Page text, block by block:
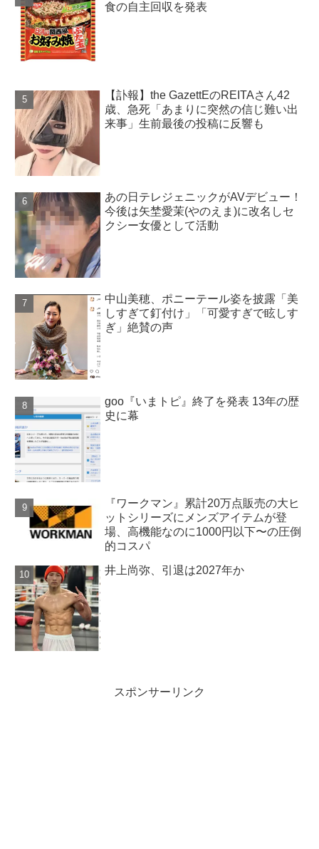
食の自主回収を発表
【訃報】the GazettEのREITAさん42
歳、急死「あまりに突然の信じ難い出
来事」生前最後の投稿に反響も
あの日テレジェニックがAVデビュー！
今後は矢埜愛茉(やのえま)に改名しセ
クシー女優として活動
中山美穂、ポニーテール姿を披露「美
しすぎて釘付け」「可愛すぎで眩しす
ぎ」絶賛の声
goo『いまトピ』終了を発表 13年の歴
史に幕
『ワークマン』累計20万点販売の大ヒ
ットシリーズにメンズアイテムが登
場、高機能なのに1000円以下〜の圧倒
的コスパ
井上尚弥、引退は2027年か
スポンサーリンク